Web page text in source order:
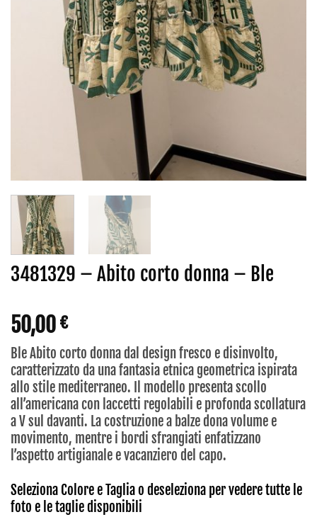
3481329 – Abito corto donna – Ble
50,00 €
Ble Abito corto donna dal design fresco e disinvolto,
caratterizzato da una fantasia etnica geometrica ispirata
allo stile mediterraneo. Il modello presenta scollo
all’americana con laccetti regolabili e profonda scollatura
a V sul davanti. La costruzione a balze dona volume e
movimento, mentre i bordi sfrangiati enfatizzano
l’aspetto artigianale e vacanziero del capo.
Seleziona Colore e Taglia o deseleziona per vedere tutte le
foto e le taglie disponibili